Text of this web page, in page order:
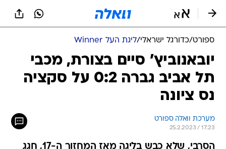
ספורט/כדורגל ישראלי/ליגת העל Winner
יובאנוביץ' סיים בצורת, מכבי
תל אביב גברה 0:2 על סקציה
נס ציונה
מערכת וואלה ספורט
25.2.2023 / 17:23
הסרבי, שלא כבש בליגה מאז המחזור ה-17, חגג